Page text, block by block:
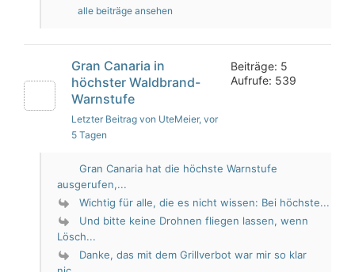
alle beiträge ansehen
Gran Canaria in
höchster Waldbrand-
Warnstufe
Letzter Beitrag von UteMeier, vor
5 Tagen
Beiträge: 5
Aufrufe: 539
Gran Canaria hat die höchste Warnstufe
ausgerufen,...
Wichtig für alle, die es nicht wissen: Bei höchste...
Und bitte keine Drohnen fliegen lassen, wenn
Lösch...
Danke, das mit dem Grillverbot war mir so klar